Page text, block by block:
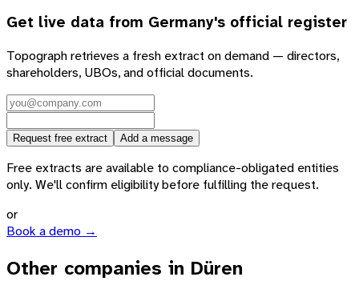
Get live data from Germany's official register
Topograph retrieves a fresh extract on demand — directors,
shareholders, UBOs, and official documents.
Request free extract Add a message
Free extracts are available to compliance-obligated entities
only. We'll confirm eligibility before fulfilling the request.
or
Book a demo →
Other companies in Düren